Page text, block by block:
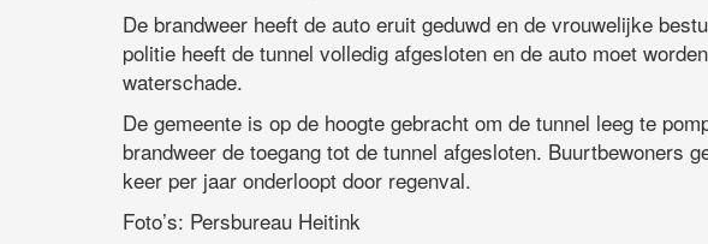
De brandweer heeft de auto eruit geduwd en de vrouwelijke
politie heeft de tunnel volledig afgesloten en de auto moet
waterschade.
De gemeente is op de hoogte gebracht om de tunnel leeg te
brandweer de toegang tot de tunnel afgesloten. Buurtbewoners
keer per jaar onderloopt door regenval.
Foto’s: Persbureau Heitink